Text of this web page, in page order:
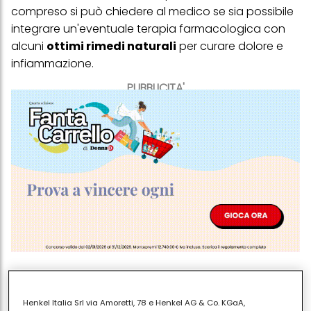
PUBBLICITA'
compreso si può chiedere al medico se sia possibile
integrare un'eventuale terapia farmacologica con
alcuni ottimi rimedi naturali per curare dolore e
infiammazione.
Il più classico di questi è lo sciacquo con acqua
Henkel Italia Srl via Amoretti, 78 e Henkel AG & Co. KGaA,